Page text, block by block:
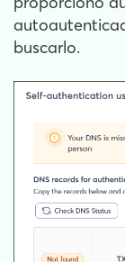
buscarlo.